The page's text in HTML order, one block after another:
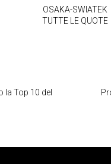
OSAKA-SWIATEK
TUTTE LE QUOTE
la Top 10 del